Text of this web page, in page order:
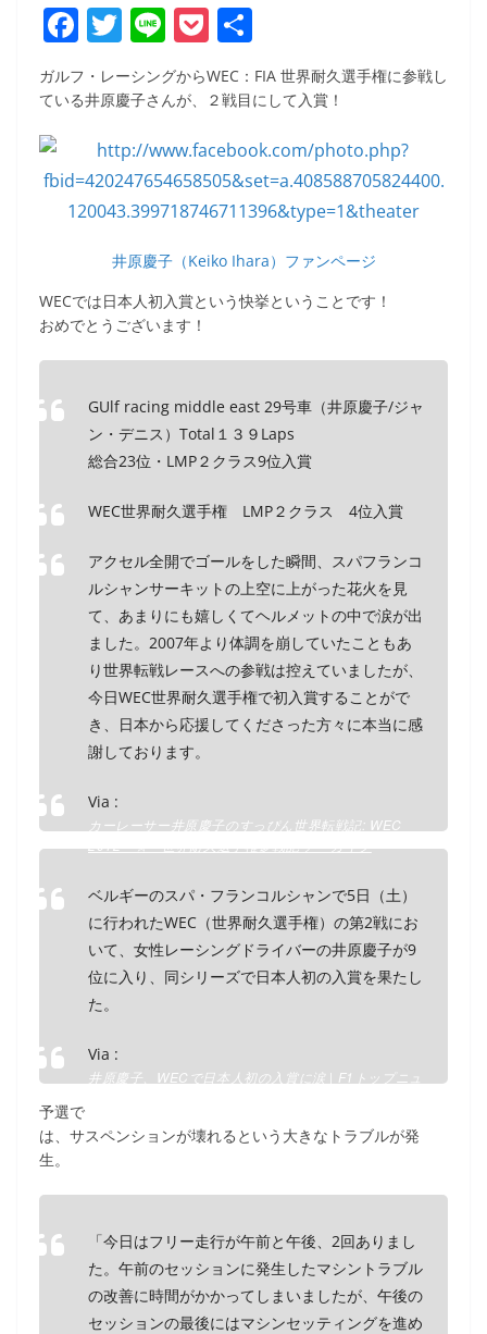
F
a
c
b
o
o
T
w
itt
Li
n
e
P
o
ck
有
ガルフ・レーシングからWEC：FIA 世界耐久選手権に参戦し
ている井原慶子さんが、２戦目にして入賞！
井原慶子（Keiko Ihara）ファンページ
WECでは日本人初入賞という快挙ということです！
おめでとうございます！
GUlf racing middle east 29号車（井原慶子/ジャ
ン・デニス）Total１３９Laps
総合23位・LMP２クラス9位入賞
WEC世界耐久選手権 LMP２クラス 4位入賞
アクセル全開でゴールをした瞬間、スパフランコ
ルシャンサーキットの上空に上がった花火を見
て、あまりにも嬉しくてヘルメットの中で涙が出
ました。2007年より体調を崩していたこともあ
り世界転戦レースへの参戦は控えていましたが、
今日WEC世界耐久選手権で初入賞することがで
き、日本から応援してくださった方々に本当に感
謝しております。
Via :
カーレーサー井原慶子のすっぴん世界転戦記: WEC
2012 ☆ 世界耐久選手権参戦記 アーカイブ
ベルギーのスパ・フランコルシャンで5日（土）
に行われたWEC（世界耐久選手権）の第2戦にお
いて、女性レーシングドライバーの井原慶子が9
位に入り、同シリーズで日本人初の入賞を果たし
た。
Via :
井原慶子、WECで日本人初の入賞に涙 | F1トップニュ
予選で
は、サスペンションが壊れるという大きなトラブルが発
生。
「今日はフリー走行が午前と午後、2回ありまし
た。午前のセッションに発生したマシントラブル
の改善に時間がかかってしまいましたが、午後の
セッションの最後にはマシンセッティングを進め